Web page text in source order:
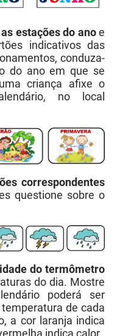
estações do anoe
indicativos das
conduza-
do ano em que se
criança afixe o
no local
correspondentes
questione sobre o
do termômetro
do dia. Mostre
poderá ser
de cada
a cor laranja indica
indica calor.